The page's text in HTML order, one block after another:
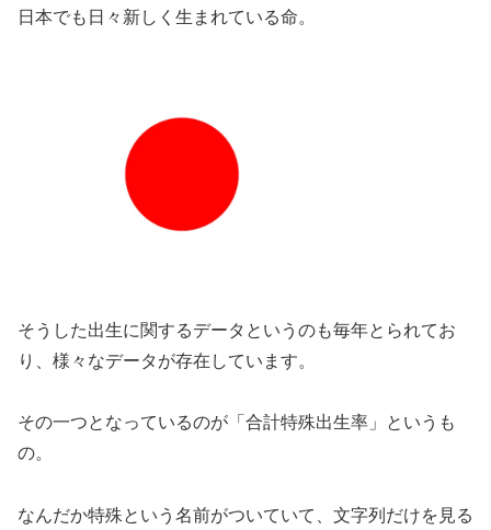
日本でも日々新しく生まれている命。
そうした出生に関するデータというのも毎年とられてお
り、様々なデータが存在しています。
その一つとなっているのが「合計特殊出生率」というも
の。
なんだか特殊という名前がついていて、文字列だけを見る